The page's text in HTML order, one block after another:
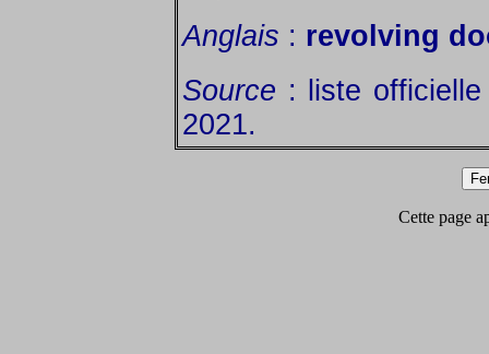
Anglais : revolving
Source : liste
2021.
Cette page